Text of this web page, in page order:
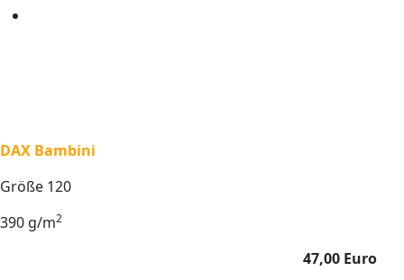
DAX Bambini
Größe 120
390 g/m2
47,00 Euro